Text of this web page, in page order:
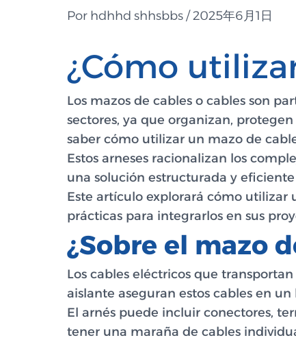
Por hdhhd shhsbbs / 2025年6月1日
¿Cómo
Los mazos de cables o cables son
sectores, ya que organizan,
saber cómo utilizar un mazo de
Estos arneses racionalizan los
una solución estructurada y
Este artículo explorará cómo utilizar
prácticas para integrarlos en sus
¿Sobre el mazo
Los cables eléctricos que
aislante aseguran estos cables en
El arnés puede incluir conectores,
tener una maraña de cables